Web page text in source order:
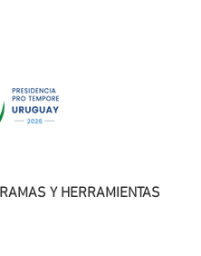
Y HERRAMIENTAS